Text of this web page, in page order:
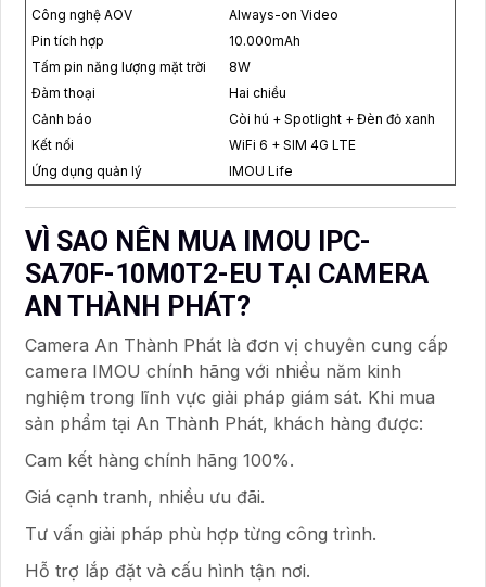
Công nghệ AOV
Always-on Video
Pin tích hợp
10.000mAh
Tấm pin năng lượng mặt trời
8W
Đàm thoại
Hai chiều
Cảnh báo
Còi hú + Spotlight + Đèn đỏ xanh
Kết nối
WiFi 6 + SIM 4G LTE
Ứng dụng quản lý
IMOU Life
VÌ SAO NÊN MUA IMOU IPC-
SA70F-10M0T2-EU TẠI CAMERA
AN THÀNH PHÁT?
Camera An Thành Phát là đơn vị chuyên cung cấp
camera IMOU chính hãng với nhiều năm kinh
nghiệm trong lĩnh vực giải pháp giám sát. Khi mua
sản phẩm tại An Thành Phát, khách hàng được:
Cam kết hàng chính hãng 100%.
Giá cạnh tranh, nhiều ưu đãi.
Tư vấn giải pháp phù hợp từng công trình.
Hỗ trợ lắp đặt và cấu hình tận nơi.